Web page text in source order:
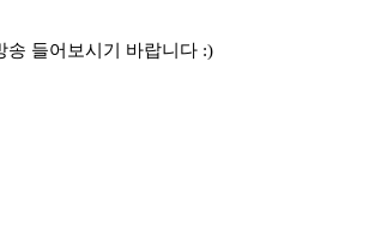
송 들어보시기 바랍니다 :)